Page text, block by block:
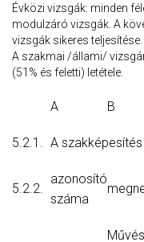
Évközi vizsgák: minden
modulzáró vizsgák. A
vizsgák sikeres teljesítése.
A szakmai /állami/
(51% és feletti) letétele.
A B
5.2.1. A
5.2.2.
azonosító
száma